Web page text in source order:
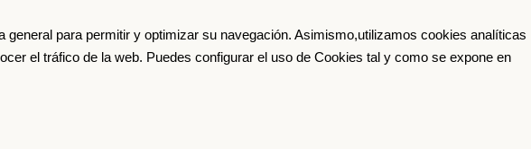
general para permitir y optimizar su navegación. Asimismo,utilizamos cookies analíticas
el tráfico de la web. Puedes configurar el uso de Cookies tal y como se expone en
Conoce e-Videocinco
Darse de Alta